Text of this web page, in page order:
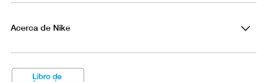
Acerca de Nike